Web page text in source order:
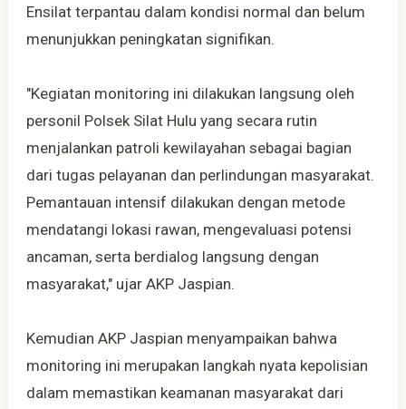
Ensilat terpantau dalam kondisi normal dan belum
menunjukkan peningkatan signifikan.
"Kegiatan monitoring ini dilakukan langsung oleh
personil Polsek Silat Hulu yang secara rutin
menjalankan patroli kewilayahan sebagai bagian
dari tugas pelayanan dan perlindungan masyarakat.
Pemantauan intensif dilakukan dengan metode
mendatangi lokasi rawan, mengevaluasi potensi
ancaman, serta berdialog langsung dengan
masyarakat," ujar AKP Jaspian.
Kemudian AKP Jaspian menyampaikan bahwa
monitoring ini merupakan langkah nyata kepolisian
dalam memastikan keamanan masyarakat dari